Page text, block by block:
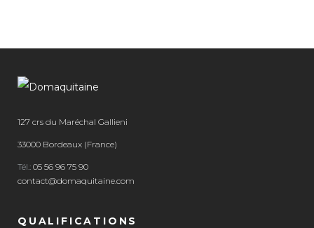
127 crs du Maréchal Gallieni
33000 Bordeaux (France)
Tél.: 05 56 96 75 90
contact@domaquitaine.com
QUALIFICATIONS